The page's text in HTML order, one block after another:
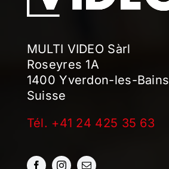
MULTI VIDEO Sàrl
Roseyres 1A
1400 Yverdon-les-Bains
Suisse
Tél. +41 24 425 35 63